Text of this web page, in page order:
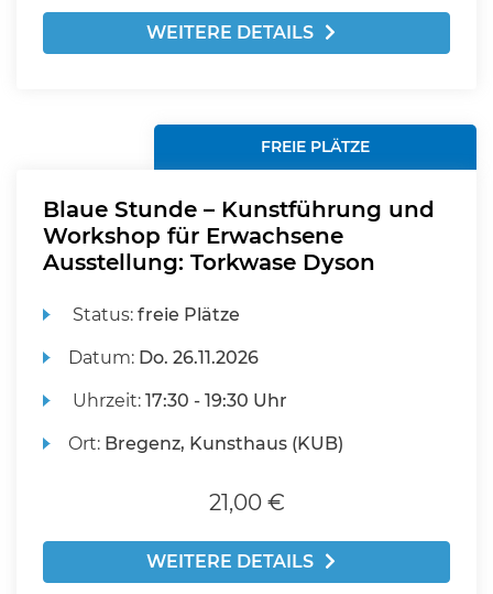
WEITERE DETAILS
FREIE PLÄTZE
Blaue Stunde – Kunstführung und
Workshop für Erwachsene
Ausstellung: Torkwase Dyson
Status:freie Plätze
Datum: Do. 26.11.2026
Uhrzeit:17:30 - 19:30 Uhr
Ort: Bregenz, Kunsthaus (KUB)
21,00 €
WEITERE DETAILS